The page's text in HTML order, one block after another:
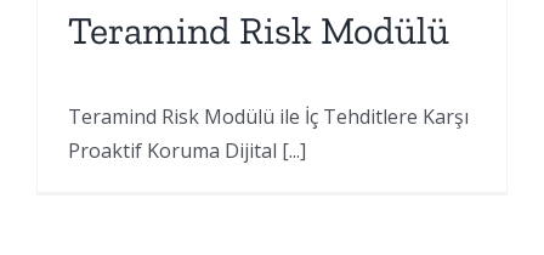
Teramind Risk Modülü
Teramind Risk Modülü ile İç Tehditlere Karşı
Proaktif Koruma Dijital [...]